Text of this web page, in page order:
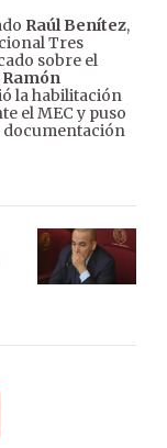
Raúl Benítez,
Tres
sobre el
Ramón
la habilitación
el MEC y puso
documentación